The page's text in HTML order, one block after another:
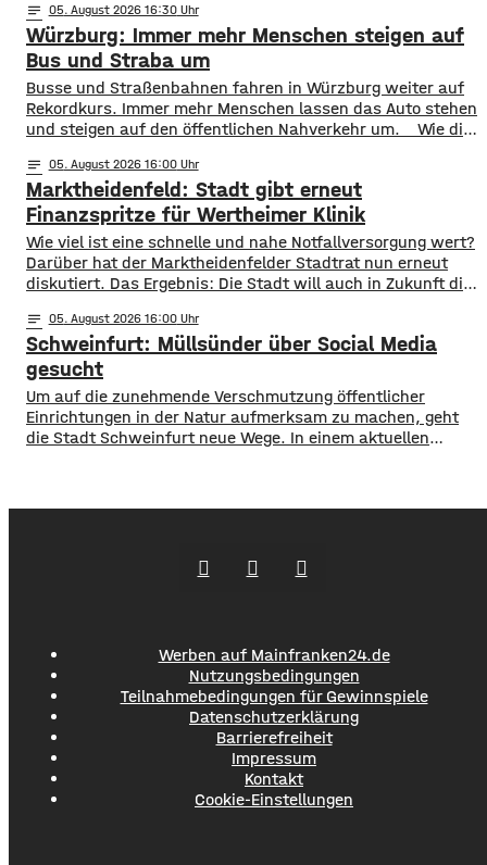
Landratsamt am Mittwochnachmittag veröffentlicht.
Hintergrund ist das der Schwerlastverkehr aufgrund der
kurzfristigen Sperrung der Nassachbrücke in Haßfurt
deutlich zugenommen hat. Durch die Begrenzung der
Höchstgeschwindigkeit soll das über 50 Jahre
notes 05. August 2026 16:30
Würzburg: Immer mehr Menschen steigen auf
Bus und Straba um
​​Busse und Straßenbahnen fahren in Würzburg weiter auf
Rekordkurs. Immer mehr Menschen lassen das Auto stehen
und steigen auf den öffentlichen Nahverkehr um. ​Wie die
so viele Fahrgäste transportiert wie nie zuvor. Insgesamt
waren knapp 18 Millionen Menschen im öffentlichen
Nahverkehr unterwegs. ​Besonders deutlich zeigt sich
notes 05. August 2026 16:00
Marktheidenfeld: Stadt gibt erneut
Finanzspritze für Wertheimer Klinik
​​Wie viel ist eine schnelle und nahe Notfallversorgung wert?
Darüber hat der Marktheidenfelder Stadtrat nun erneut
diskutiert. Das Ergebnis: Die Stadt will auch in Zukunft die
finanziell unterstützen. ​Über 31.000 Euro fließen in
diesem Jahr an den entsprechenden Förderverein des
Krankenhauses. Denn: Allein im letzten Jahr haben sich
120 Menschen aus Marktheidenfeld
notes 05. August 2026 16:00
Schweinfurt: Müllsünder über Social Media
gesucht
Um auf die zunehmende Verschmutzung öffentlicher
Einrichtungen in der Natur aufmerksam zu machen, geht
die Stadt Schweinfurt neue Wege. In einem aktuellen
Werben auf Mainfranken24.de
Nutzungsbedingungen
Teilnahmebedingungen für Gewinnspiele
Datenschutzerklärung
Barrierefreiheit
Impressum
Kontakt
Cookie-Einstellungen